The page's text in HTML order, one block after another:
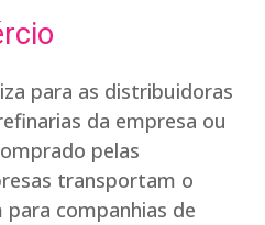
para as distribuidoras
da empresa ou
pelas
transportam o
companhias de